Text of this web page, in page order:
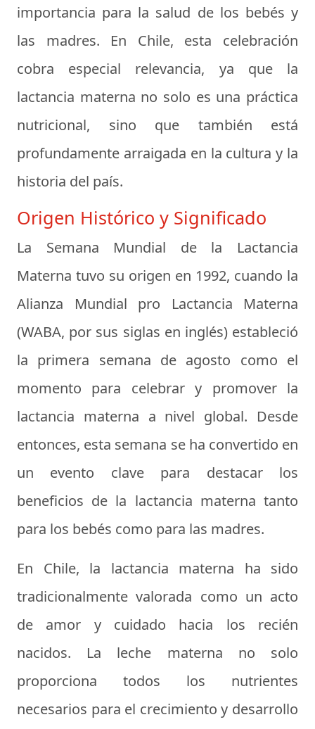
importancia para la salud de los bebés y
las madres. En Chile, esta celebración
cobra especial relevancia, ya que la
lactancia materna no solo es una práctica
nutricional, sino que también está
profundamente arraigada en la cultura y la
historia del país.
Origen Histórico y Significado
La Semana Mundial de la Lactancia
Materna tuvo su origen en 1992, cuando la
Alianza Mundial pro Lactancia Materna
(WABA, por sus siglas en inglés) estableció
la primera semana de agosto como el
momento para celebrar y promover la
lactancia materna a nivel global. Desde
entonces, esta semana se ha convertido en
un evento clave para destacar los
beneficios de la lactancia materna tanto
para los bebés como para las madres.
En Chile, la lactancia materna ha sido
tradicionalmente valorada como un acto
de amor y cuidado hacia los recién
nacidos. La leche materna no solo
proporciona todos los nutrientes
necesarios para el crecimiento y desarrollo